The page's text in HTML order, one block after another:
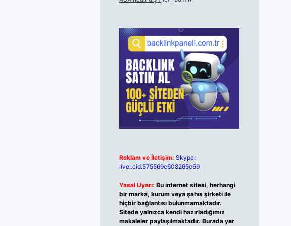
Reklam ve İletişim: Skype:
live:.cid.575569c608265c69
Yasal Uyarı: Bu internet sitesi, herhangi
bir marka, kurum veya şahıs şirketi ile
hiçbir bağlantısı bulunmamaktadır.
Sitede yalnızca kendi hazırladığımız
makaleler paylaşılmaktadır. Burada yer